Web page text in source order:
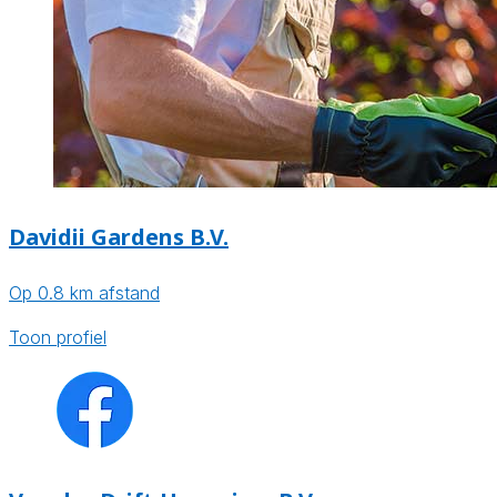
Davidii Gardens B.V.
Op 0.8 km afstand
Toon profiel